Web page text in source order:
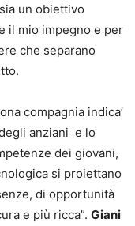
un obiettivo
il mio impegno e per
che separano
compagnia indica’
anziani e lo
dei giovani,
si proiettano
di opportunità
e più ricca”. Giani